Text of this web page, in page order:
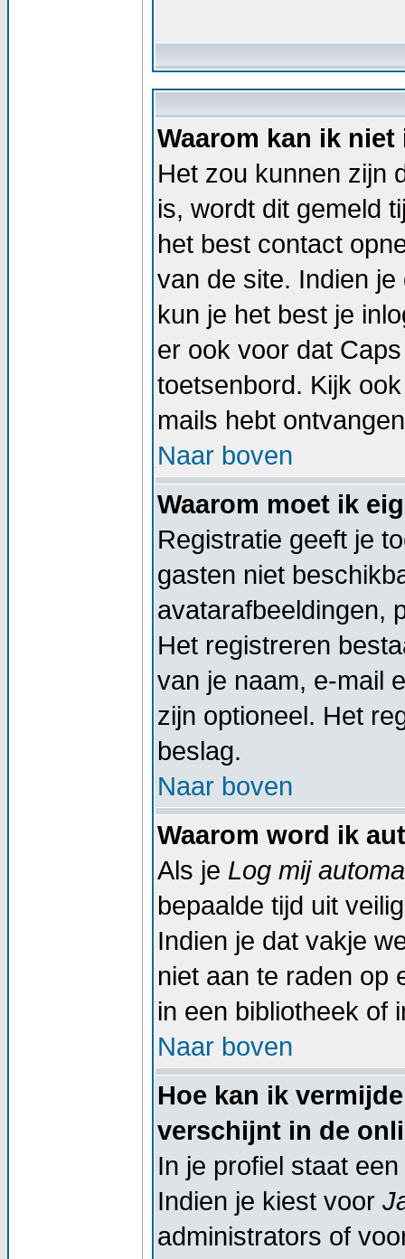
Waarom kan ik
Het zou kunnen zijn
is, wordt dit gemeld
het best contact
van de site. Indien
kun je het best je
er ook voor dat
toetsenbord. Kijk
mails hebt
Naar boven
Waarom moet ik
Registratie geeft je
gasten niet
avatarafbeeldingen,
Het registreren
van je naam, e-mail
zijn optioneel. Het
beslag.
Naar boven
Waarom word ik
Als je Log mij
bepaalde tijd uit
Indien je dat vakje
niet aan te raden op
in een bibliotheek of
Naar boven
Hoe kan ik
verschijnt in de
In je profiel staat
Indien je kiest voor
administrators of